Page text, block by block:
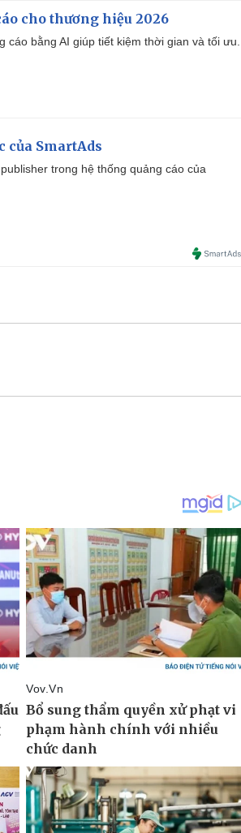
cho thương hiệu 2026
bằng AI giúp tiết kiệm thời gian và tối ưu.
của SmartAds
trong hệ thống quảng cáo của